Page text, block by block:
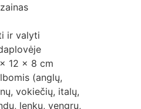
ir valyti
12 x 8 cm
(anglų,
vokiečių, italų,
lenkų, vengrų,